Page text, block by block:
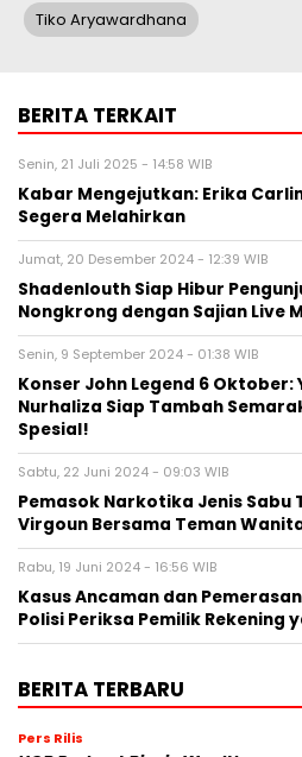
Tiko Aryawardhana
BERITA TERKAIT
Senin, 21 Juli 2025 - 14:58 WIB
Kabar Mengejutkan: Erika
Segera Melahirkan
Jumat, 20 Desember 2024 - 12:39 WIB
Shadenlouth Siap Hibur
Nongkrong dengan Sajian Live
Senin, 9 September 2024 - 01:38 WIB
Konser John Legend 6 Oktober:
Nurhaliza Siap Tambah
Spesial!
Sabtu, 22 Juni 2024 - 09:03 WIB
Pemasok Narkotika Jenis Sabu
Virgoun Bersama Teman
Rabu, 19 Juni 2024 - 16:56 WIB
Kasus Ancaman dan
Polisi Periksa Pemilik Rekening
BERITA TERBARU
Pers Rilis